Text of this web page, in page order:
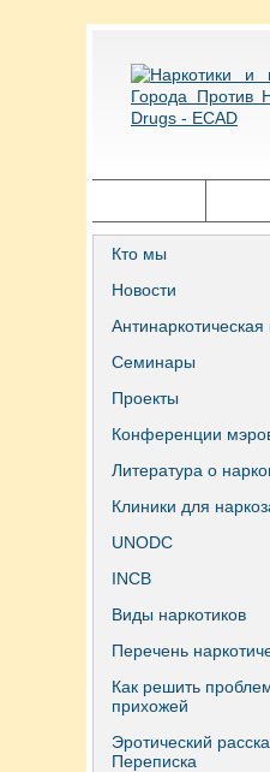
Кто мы
Новости
Антинаркотическая
Семинары
Проекты
Конференции
Литература о
Клиники для
UNODC
INCB
Виды наркотиков
Перечень
Как решить
прихожей
Эротический
Переписка